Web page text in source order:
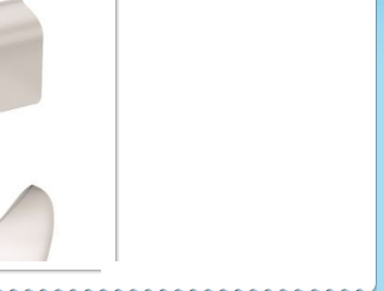
טיולון פג פרגו